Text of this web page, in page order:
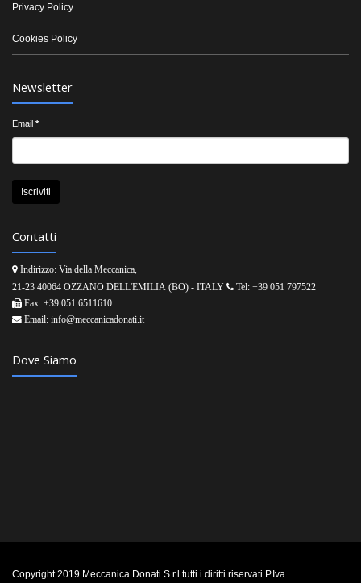
Privacy Policy
Cookies Policy
Newsletter
Email *
Contatti
Indirizzo: Via della Meccanica,
21-23 40064 OZZANO DELL'EMILIA (BO) - ITALY
Tel: +39 051 797522
Fax: +39 051 6511610
Email: info@meccanicadonati.it
Dove Siamo
Copyright 2019 Meccanica Donati S.r.l tutti i diritti riservati P.Iva